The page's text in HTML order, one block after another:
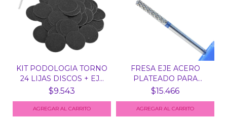
KIT PODOLOGIA TORNO
24 LIJAS DISCOS + EJ...
$9.543
AGREGAR AL CARRITO
FRESA EJE ACERO
PLATEADO PARA
TORNO - SM...
$15.466